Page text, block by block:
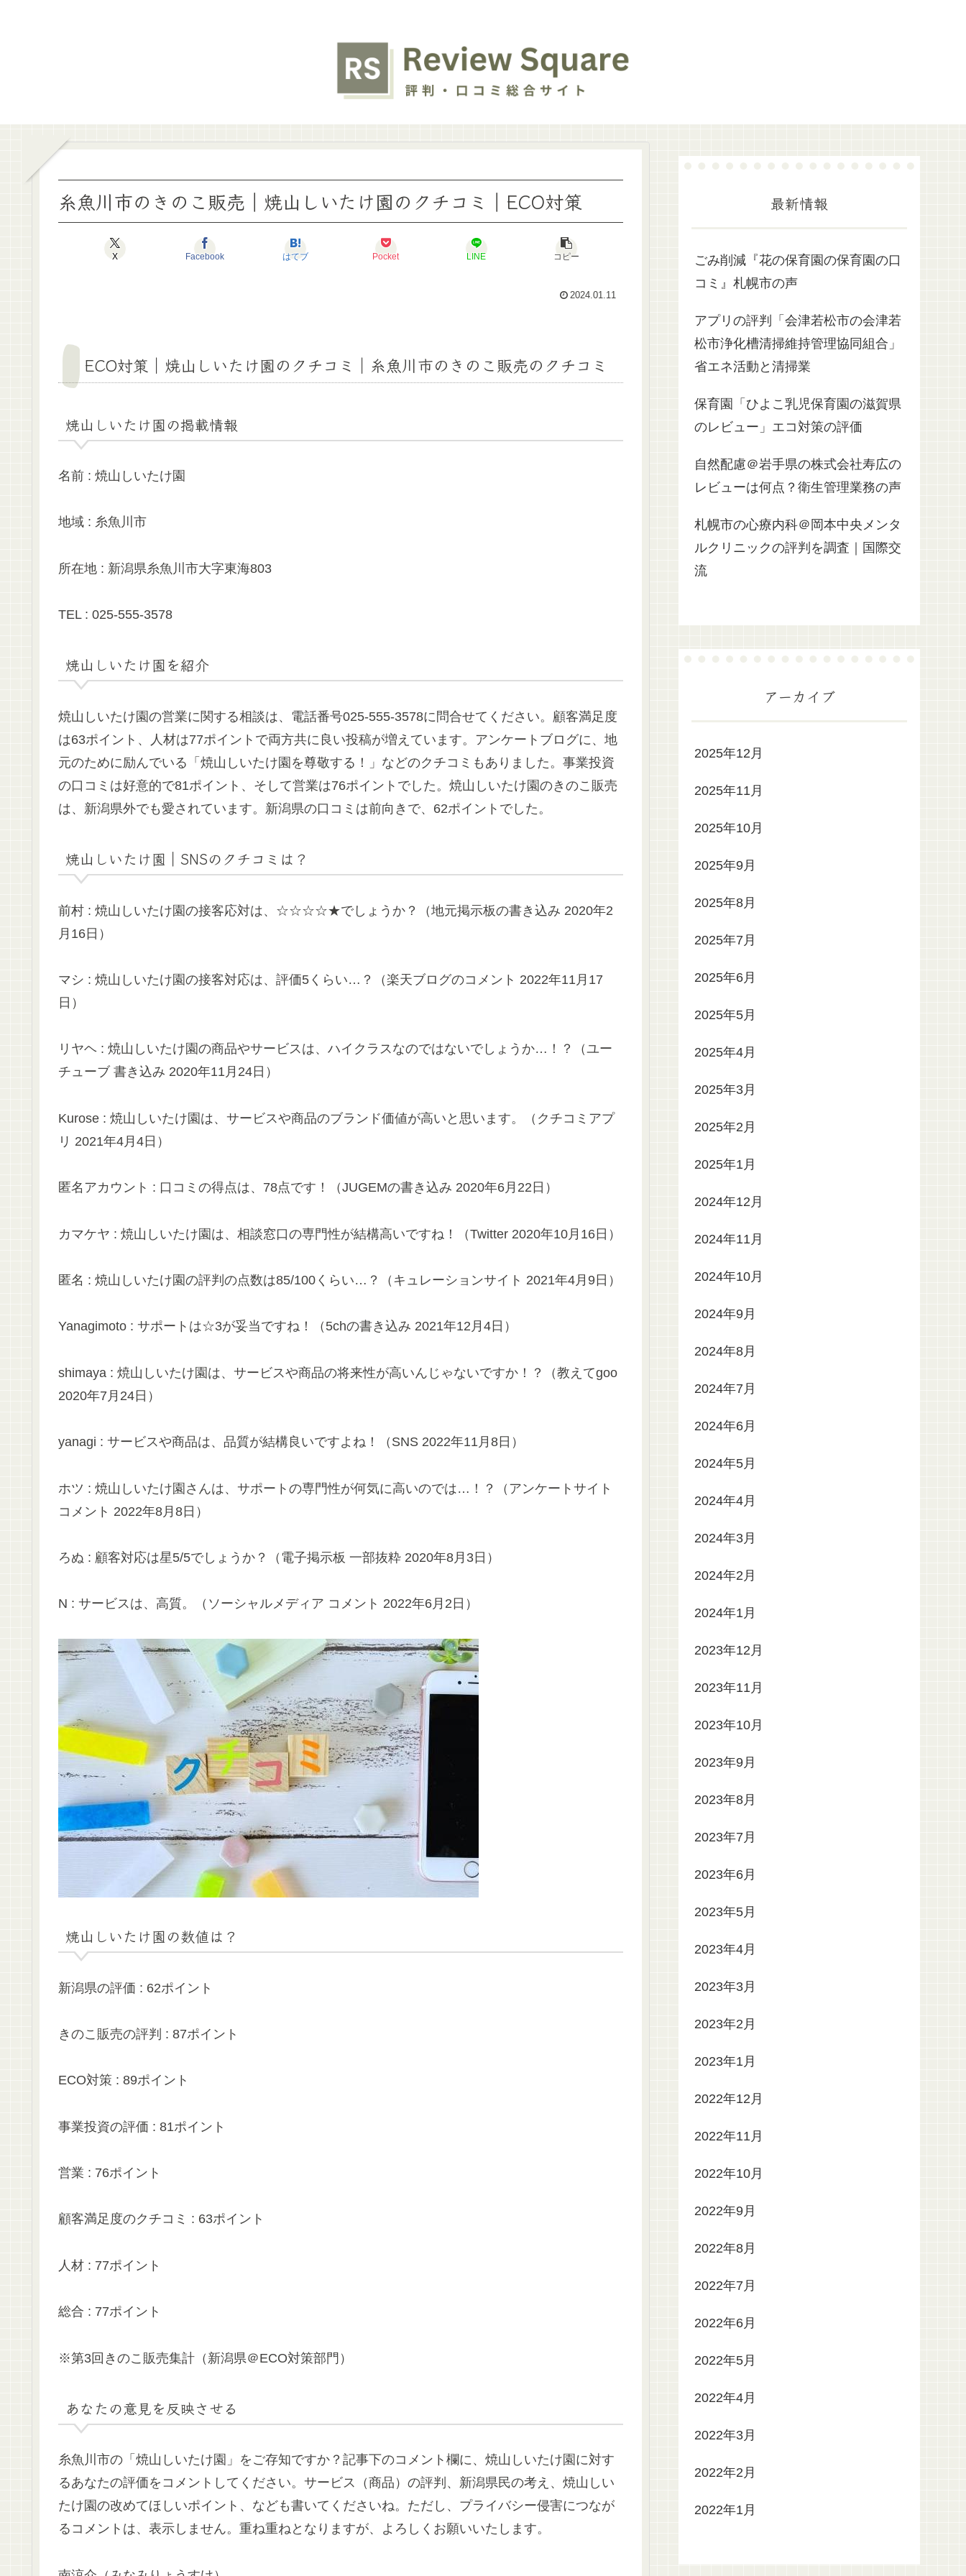
糸魚川市のきのこ販売｜焼山しいたけ園のクチコミ｜ECO対策
X Facebook はてブ Pocket LINE コピー
2024.01.11
ECO対策｜焼山しいたけ園のクチコミ｜糸魚川市のきのこ販売のクチコミ
焼山しいたけ園の掲載情報
名前 : 焼山しいたけ園
地域 : 糸魚川市
所在地 : 新潟県糸魚川市大字東海803
TEL : 025-555-3578
焼山しいたけ園を紹介
焼山しいたけ園の営業に関する相談は、電話番号025-555-3578に問合せてください。顧客満足度
は63ポイント、人材は77ポイントで両方共に良い投稿が増えています。アンケートブログに、地
元のために励んでいる「焼山しいたけ園を尊敬する！」などのクチコミもありました。事業投資
の口コミは好意的で81ポイント、そして営業は76ポイントでした。焼山しいたけ園のきのこ販売
は、新潟県外でも愛されています。新潟県の口コミは前向きで、62ポイントでした。
焼山しいたけ園｜SNSのクチコミは？
前村 : 焼山しいたけ園の接客応対は、☆☆☆☆★でしょうか？（地元掲示板の書き込み 2020年2
月16日）
マシ : 焼山しいたけ園の接客対応は、評価5くらい…？（楽天ブログのコメント 2022年11月17
日）
リヤヘ : 焼山しいたけ園の商品やサービスは、ハイクラスなのではないでしょうか…！？（ユー
チューブ 書き込み 2020年11月24日）
Kurose : 焼山しいたけ園は、サービスや商品のブランド価値が高いと思います。（クチコミアプ
リ 2021年4月4日）
匿名アカウント : 口コミの得点は、78点です！（JUGEMの書き込み 2020年6月22日）
カマケヤ : 焼山しいたけ園は、相談窓口の専門性が結構高いですね！（Twitter 2020年10月16日）
匿名 : 焼山しいたけ園の評判の点数は85/100くらい…？（キュレーションサイト 2021年4月9日）
Yanagimoto : サポートは☆3が妥当ですね！（5chの書き込み 2021年12月4日）
shimaya : 焼山しいたけ園は、サービスや商品の将来性が高いんじゃないですか！？（教えてgoo
2020年7月24日）
yanagi : サービスや商品は、品質が結構良いですよね！（SNS 2022年11月8日）
ホツ : 焼山しいたけ園さんは、サポートの専門性が何気に高いのでは…！？（アンケートサイト
コメント 2022年8月8日）
ろぬ : 顧客対応は星5/5でしょうか？（電子掲示板 一部抜粋 2020年8月3日）
N : サービスは、高質。（ソーシャルメディア コメント 2022年6月2日）
焼山しいたけ園の数値は？
新潟県の評価 : 62ポイント
きのこ販売の評判 : 87ポイント
ECO対策 : 89ポイント
事業投資の評価 : 81ポイント
営業 : 76ポイント
顧客満足度のクチコミ : 63ポイント
人材 : 77ポイント
総合 : 77ポイント
※第3回きのこ販売集計（新潟県＠ECO対策部門）
あなたの意見を反映させる
糸魚川市の「焼山しいたけ園」をご存知ですか？記事下のコメント欄に、焼山しいたけ園に対す
るあなたの評価をコメントしてください。サービス（商品）の評判、新潟県民の考え、焼山しい
たけ園の改めてほしいポイント、なども書いてくださいね。ただし、プライバシー侵害につなが
るコメントは、表示しません。重ね重ねとなりますが、よろしくお願いいたします。
最新情報
ごみ削減『花の保育園の保育園の口
コミ』札幌市の声
アプリの評判「会津若松市の会津若
松市浄化槽清掃維持管理協同組合」
省エネ活動と清掃業
保育園「ひよこ乳児保育園の滋賀県
のレビュー」エコ対策の評価
自然配慮＠岩手県の株式会社寿広の
レビューは何点？衛生管理業務の声
札幌市の心療内科＠岡本中央メンタ
ルクリニックの評判を調査｜国際交
流
アーカイブ
2025年12月
2025年11月
2025年10月
2025年9月
2025年8月
2025年7月
2025年6月
2025年5月
2025年4月
2025年3月
2025年2月
2025年1月
2024年12月
2024年11月
2024年10月
2024年9月
2024年8月
2024年7月
2024年6月
2024年5月
2024年4月
2024年3月
2024年2月
2024年1月
2023年12月
2023年11月
2023年10月
2023年9月
2023年8月
2023年7月
2023年6月
2023年5月
2023年4月
2023年3月
2023年2月
2023年1月
2022年12月
2022年11月
2022年10月
2022年9月
2022年8月
2022年7月
2022年6月
2022年5月
2022年4月
2022年3月
2022年2月
2022年1月